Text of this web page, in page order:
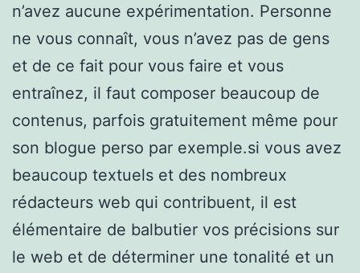
n’avez aucune expérimentation. Personne
ne vous connaît, vous n’avez pas de gens
et de ce fait pour vous faire et vous
entraînez, il faut composer beaucoup de
contenus, parfois gratuitement même pour
son blogue perso par exemple.si vous avez
beaucoup textuels et des nombreux
rédacteurs web qui contribuent, il est
élémentaire de balbutier vos précisions sur
le web et de déterminer une tonalité et un